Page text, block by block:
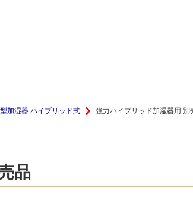
加湿器 ハイブリッド式 強力ハイブリッド加湿器用 別
品